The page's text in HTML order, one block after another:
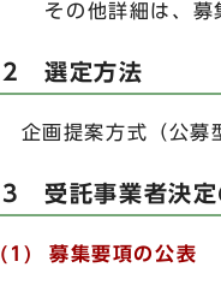
その他詳細は、募集
2 選定方法
企画提案方式（公募
3 受託事業者決定
(1) 募集要項の公表